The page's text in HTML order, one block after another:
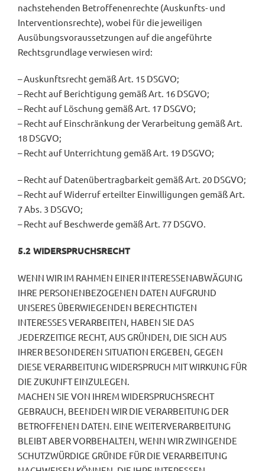
nachstehenden Betroffenenrechte (Auskunfts- und
Interventionsrechte), wobei für die jeweiligen
Ausübungsvoraussetzungen auf die angeführte
Rechtsgrundlage verwiesen wird:
– Auskunftsrecht gemäß Art. 15 DSGVO;
– Recht auf Berichtigung gemäß Art. 16 DSGVO;
– Recht auf Löschung gemäß Art. 17 DSGVO;
– Recht auf Einschränkung der Verarbeitung gemäß Art.
18 DSGVO;
– Recht auf Unterrichtung gemäß Art. 19 DSGVO;
– Recht auf Datenübertragbarkeit gemäß Art. 20 DSGVO;
– Recht auf Widerruf erteilter Einwilligungen gemäß Art.
7 Abs. 3 DSGVO;
– Recht auf Beschwerde gemäß Art. 77 DSGVO.
5.2 WIDERSPRUCHSRECHT
WENN WIR IM RAHMEN EINER INTERESSENABWÄGUNG
IHRE PERSONENBEZOGENEN DATEN AUFGRUND
UNSERES ÜBERWIEGENDEN BERECHTIGTEN
INTERESSES VERARBEITEN, HABEN SIE DAS
JEDERZEITIGE RECHT, AUS GRÜNDEN, DIE SICH AUS
IHRER BESONDEREN SITUATION ERGEBEN, GEGEN
DIESE VERARBEITUNG WIDERSPRUCH MIT WIRKUNG FÜR
DIE ZUKUNFT EINZULEGEN.
MACHEN SIE VON IHREM WIDERSPRUCHSRECHT
GEBRAUCH, BEENDEN WIR DIE VERARBEITUNG DER
BETROFFENEN DATEN. EINE WEITERVERARBEITUNG
BLEIBT ABER VORBEHALTEN, WENN WIR ZWINGENDE
SCHUTZWÜRDIGE GRÜNDE FÜR DIE VERARBEITUNG